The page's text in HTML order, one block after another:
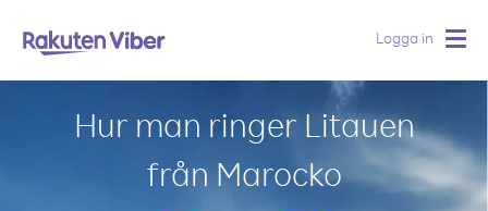
Logga in
Hur man ringer Litauen
från Marocko